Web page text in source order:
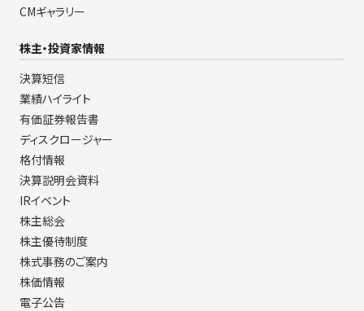
CMギャラリー
株主・投資家情報
決算短信
業績ハイライト
有価証券報告書
ディスクロージャー
格付情報
決算説明会資料
IRイベント
株主総会
株主優待制度
株式事務のご案内
株価情報
電子公告